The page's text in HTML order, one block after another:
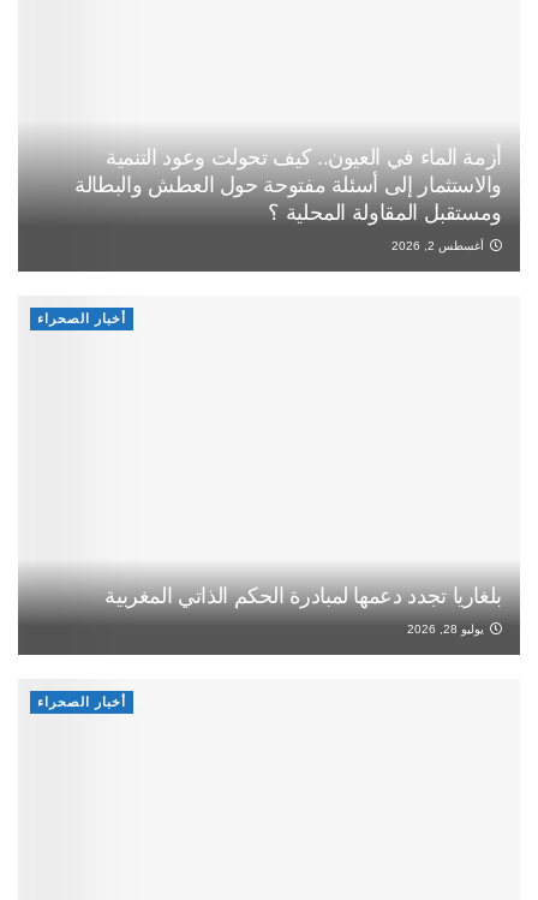
أزمة الماء في العيون.. كيف تحولت وعود التنمية
والاستثمار إلى أسئلة مفتوحة حول العطش والبطالة
ومستقبل المقاولة المحلية ؟
أغسطس 2, 2026
أخبار الصحراء
بلغاريا تجدد دعمها لمبادرة الحكم الذاتي المغربية
يوليو 28, 2026
أخبار الصحراء